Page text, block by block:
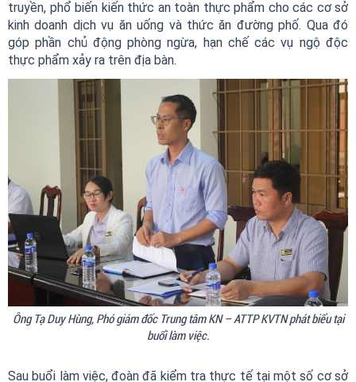
truyền, phổ biến kiến thức an toàn thực phẩm cho các cơ sở
kinh doanh dịch vụ ăn uống và thức ăn đường phố. Qua đó
góp phần chủ động phòng ngừa, hạn chế các vụ ngộ độc
thực phẩm xảy ra trên địa bàn.
Ông Tạ Duy Hùng, Phó giám đốc Trung tâm KN – ATTP KVTN phát biểu tại
buổi làm việc.
Sau buổi làm việc, đoàn đã kiểm tra thực tế tại một số cơ sở